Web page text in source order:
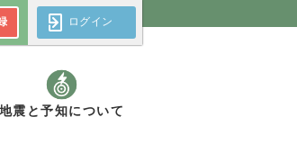
地震と予知について
ログイン